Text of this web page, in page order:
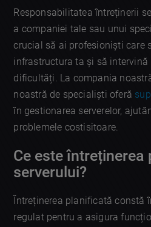
Responsabilitatea întreținerii
a companiei tale sau unui
crucial să ai profesioniști care
infrastructura ta și să intervină
dificultăți. La compania
noastră de specialiști oferă
în gestionarea serverelor,
problemele costisitoare.
Ce este
serverului?
Întreținerea planificată constă
regulat pentru a asigura